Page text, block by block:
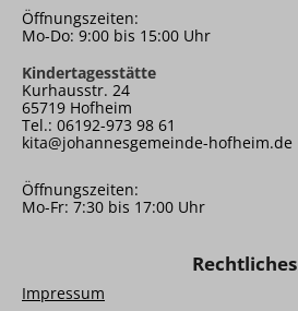
Öffnungszeiten:
Mo-Do: 9:00 bis 15:00 Uhr
Kindertagesstätte
Kurhausstr. 24
65719 Hofheim
Tel.: 06192-973 98 61
kita@johannesgemeinde-hofheim.de
Öffnungszeiten:
Mo-Fr: 7:30 bis 17:00 Uhr
Rechtliches
Impressum